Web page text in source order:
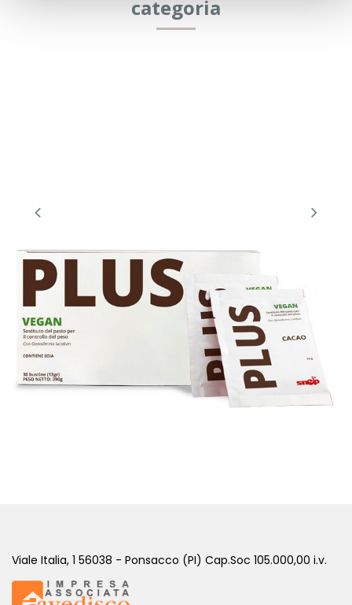
categoria
Viale Italia, 1 56038 - Ponsacco (PI) Cap.Soc 105.000,00 i.v.